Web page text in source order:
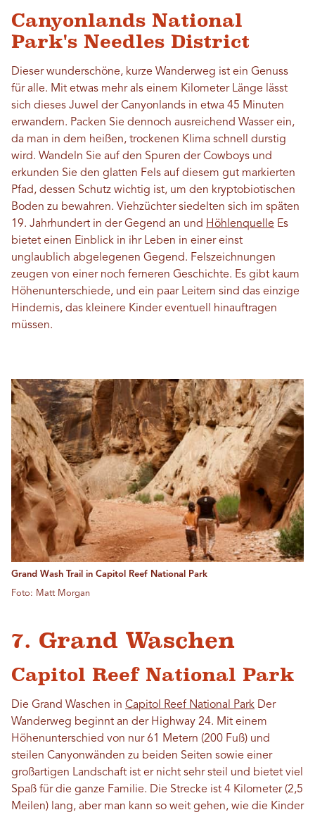
Canyonlands National
Park's Needles District
Dieser wunderschöne, kurze Wanderweg ist ein Genuss
für alle. Mit etwas mehr als einem Kilometer Länge lässt
sich dieses Juwel der Canyonlands in etwa 45 Minuten
erwandern. Packen Sie dennoch ausreichend Wasser ein,
da man in dem heißen, trockenen Klima schnell durstig
wird. Wandeln Sie auf den Spuren der Cowboys und
erkunden Sie den glatten Fels auf diesem gut markierten
Pfad, dessen Schutz wichtig ist, um den kryptobiotischen
Boden zu bewahren. Viehzüchter siedelten sich im späten
19. Jahrhundert in der Gegend an und Höhlenquelle Es
bietet einen Einblick in ihr Leben in einer einst
unglaublich abgelegenen Gegend. Felszeichnungen
zeugen von einer noch ferneren Geschichte. Es gibt kaum
Höhenunterschiede, und ein paar Leitern sind das einzige
Hindernis, das kleinere Kinder eventuell hinauftragen
müssen.
Grand Wash Trail in Capitol Reef National Park
Foto: Matt Morgan
7. Grand Waschen
Capitol Reef National Park
Die Grand Waschen in Capitol Reef National Park Der
Wanderweg beginnt an der Highway 24. Mit einem
Höhenunterschied von nur 61 Metern (200 Fuß) und
steilen Canyonwänden zu beiden Seiten sowie einer
großartigen Landschaft ist er nicht sehr steil und bietet viel
Spaß für die ganze Familie. Die Strecke ist 4 Kilometer (2,5
Meilen) lang, aber man kann so weit gehen, wie die Kinder